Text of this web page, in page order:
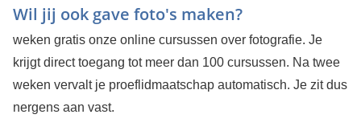
Wil jij ook gave foto's maken?
weken gratis onze online cursussen over fotografie. Je
krijgt direct toegang tot meer dan 100 cursussen. Na twee
weken vervalt je proeflidmaatschap automatisch. Je zit dus
nergens aan vast.